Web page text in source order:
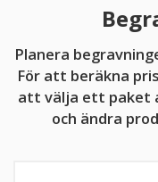
Planera
För att beräkna
att välja ett paket
och ändra